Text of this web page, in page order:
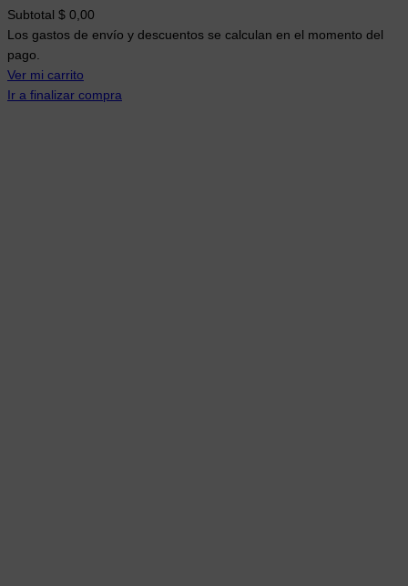
Productos
del
carrito
Subtotal $ 0,00
Los gastos de envío y descuentos se calculan en el momento del
pago.
Ver mi carrito
Ir a finalizar compra